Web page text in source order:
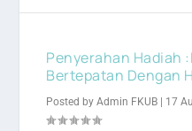
Penyerahan Hadiah
Bertepatan Dengan
Posted byAdmin FKUB 17